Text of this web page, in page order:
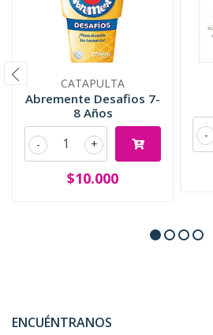
CATAPULTA
Abremente Desafios 7-
8 Años
+
-
$10.000
-
ENCUÉNTRANOS